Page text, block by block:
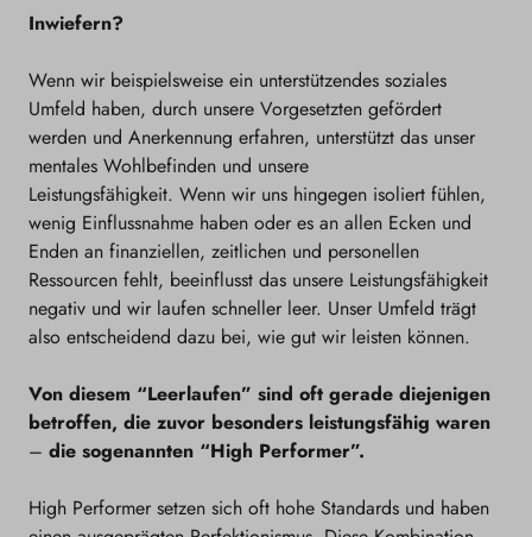
Inwiefern?
Wenn wir beispielsweise ein unterstützendes soziales
Umfeld haben, durch unsere Vorgesetzten gefördert
werden und Anerkennung erfahren, unterstützt das unser
mentales Wohlbefinden und unsere
Leistungsfähigkeit. Wenn wir uns hingegen isoliert fühlen,
wenig Einflussnahme haben oder es an allen Ecken und
Enden an finanziellen, zeitlichen und personellen
Ressourcen fehlt, beeinflusst das unsere Leistungsfähigkeit
negativ und wir laufen schneller leer. Unser Umfeld trägt
also entscheidend dazu bei, wie gut wir leisten können.
Von diesem “Leerlaufen” sind oft gerade diejenigen
betroffen, die zuvor besonders leistungsfähig waren
– die sogenannten “High Performer”.
High Performer setzen sich oft hohe Standards und haben